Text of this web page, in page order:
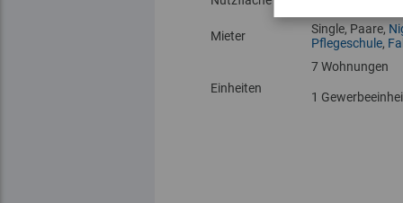
Mieter
Single, Paare,
Pflegeschule,
Einheiten
7 Wohnungen
1